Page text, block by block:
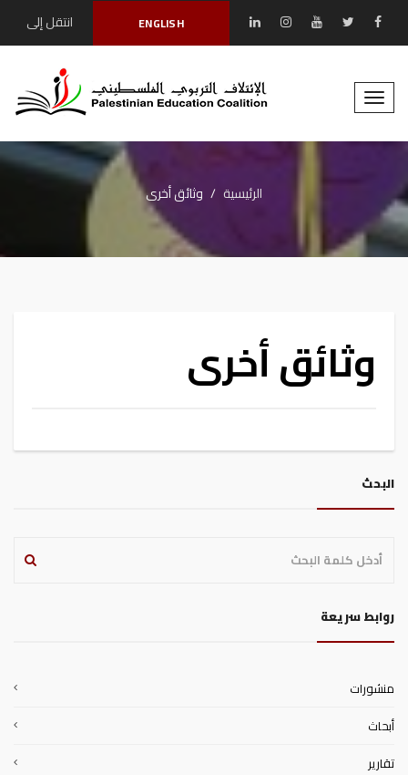
ENGLISH
انتقل إلى
Toggle
الرئيسية وثائق أخرى
وثائق أخرى
البحث
روابط سريعة
منشورات
أبحاث
تقارير